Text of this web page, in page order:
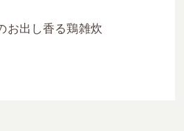
お出し香る鶏雑炊